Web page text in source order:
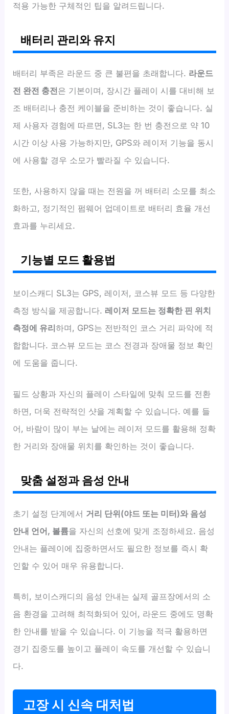
적용 가능한 구체적인 팁을 알려드립니다.
배터리 관리와 유지
배터리 부족은 라운드 중 큰 불편을 초래합니다. 라운드
전 완전 충전은 기본이며, 장시간 플레이 시를 대비해 보
조 배터리나 충전 케이블을 준비하는 것이 좋습니다. 실
제 사용자 경험에 따르면, SL3는 한 번 충전으로 약 10
시간 이상 사용 가능하지만, GPS와 레이저 기능을 동시
에 사용할 경우 소모가 빨라질 수 있습니다.
또한, 사용하지 않을 때는 전원을 꺼 배터리 소모를 최소
화하고, 정기적인 펌웨어 업데이트로 배터리 효율 개선
효과를 누리세요.
기능별 모드 활용법
보이스캐디 SL3는 GPS, 레이저, 코스뷰 모드 등 다양한
측정 방식을 제공합니다. 레이저 모드는 정확한 핀 위치
측정에 유리하며, GPS는 전반적인 코스 거리 파악에 적
합합니다. 코스뷰 모드는 코스 전경과 장애물 정보 확인
에 도움을 줍니다.
필드 상황과 자신의 플레이 스타일에 맞춰 모드를 전환
하면, 더욱 전략적인 샷을 계획할 수 있습니다. 예를 들
어, 바람이 많이 부는 날에는 레이저 모드를 활용해 정확
한 거리와 장애물 위치를 확인하는 것이 좋습니다.
맞춤 설정과 음성 안내
초기 설정 단계에서 거리 단위(야드 또는 미터)와 음성
안내 언어, 볼륨을 자신의 선호에 맞게 조정하세요. 음성
안내는 플레이에 집중하면서도 필요한 정보를 즉시 확
인할 수 있어 매우 유용합니다.
특히, 보이스캐디의 음성 안내는 실제 골프장에서의 소
음 환경을 고려해 최적화되어 있어, 라운드 중에도 명확
한 안내를 받을 수 있습니다. 이 기능을 적극 활용하면
경기 집중도를 높이고 플레이 속도를 개선할 수 있습니
다.
고장 시 신속 대처법